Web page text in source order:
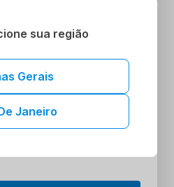
seus resultados sem
sua região
Gerais
Janeiro